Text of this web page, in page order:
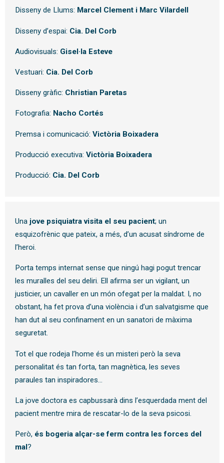
Disseny de Llums: Marcel Clement i Marc Vilardell
Disseny d’espai: Cia. Del Corb
Audiovisuals: Gisel·la Esteve
Vestuari: Cia. Del Corb
Disseny gràfic: Christian Paretas
Fotografia: Nacho Cortés
Premsa i comunicació: Victòria Boixadera
Producció executiva: Victòria Boixadera
Producció: Cia. Del Corb
Una jove psiquiatra visita el seu pacient; un
esquizofrènic que pateix, a més, d’un acusat síndrome de
l’heroi.
Porta temps internat sense que ningú hagi pogut trencar
les muralles del seu deliri. Ell afirma ser un vigilant, un
justicier, un cavaller en un món ofegat per la maldat. I, no
obstant, ha fet prova d’una violència i d’un salvatgisme que
han dut al seu confinament en un sanatori de màxima
seguretat.
Tot el que rodeja l’home és un misteri però la seva
personalitat és tan forta, tan magnètica, les seves
paraules tan inspiradores…
La jove doctora es capbussarà dins l’esquerdada ment del
pacient mentre mira de rescatar-lo de la seva psicosi.
Però, és bogeria alçar-se ferm contra les forces del
mal?